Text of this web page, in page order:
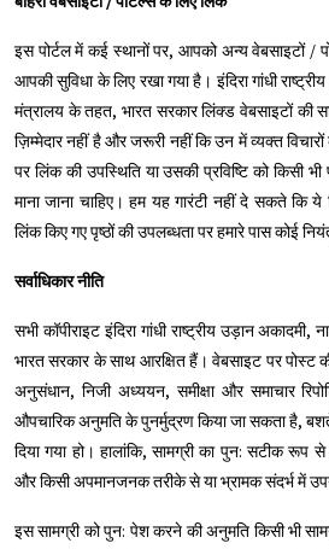
इस पोर्टल में कई स्थानों पर, आपको अन्य वेबसाइटों /
आपकी सुविधा के लिए रखा गया है। इंदिरा गांधी
मंत्रालय के तहत, भारत सरकार लिंक्ड वेबसाइटों की
ज़िम्मेदार नहीं है और जरूरी नहीं कि उन में व्यक्त
पर लिंक की उपस्थिति या उसकी प्रविष्टि को किसी
माना जाना चाहिए। हम यह गारंटी नहीं दे सकते
लिंक किए गए पृष्ठों की उपलब्धता पर हमारे पास कोई
सर्वाधिकार नीति
सभी कॉपीराइट इंदिरा गांधी राष्ट्रीय उड़ान
भारत सरकार के साथ आरक्षित हैं। वेबसाइट पर पोस्ट
अनुसंधान, निजी अध्ययन, समीक्षा और समाचार
औपचारिक अनुमति के पुनर्मुद्रण किया जा सकता है,
दिया गया हो। हालांकि, सामग्री का पुन: सटीक रूप
और किसी अपमानजनक तरीके से या भ्रामक संदर्भ में
इस सामग्री को पुन: पेश करने की अनुमति किसी भी